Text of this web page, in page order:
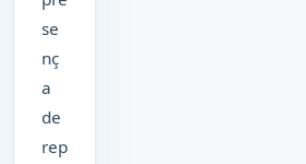
se
nç
a
de
rep